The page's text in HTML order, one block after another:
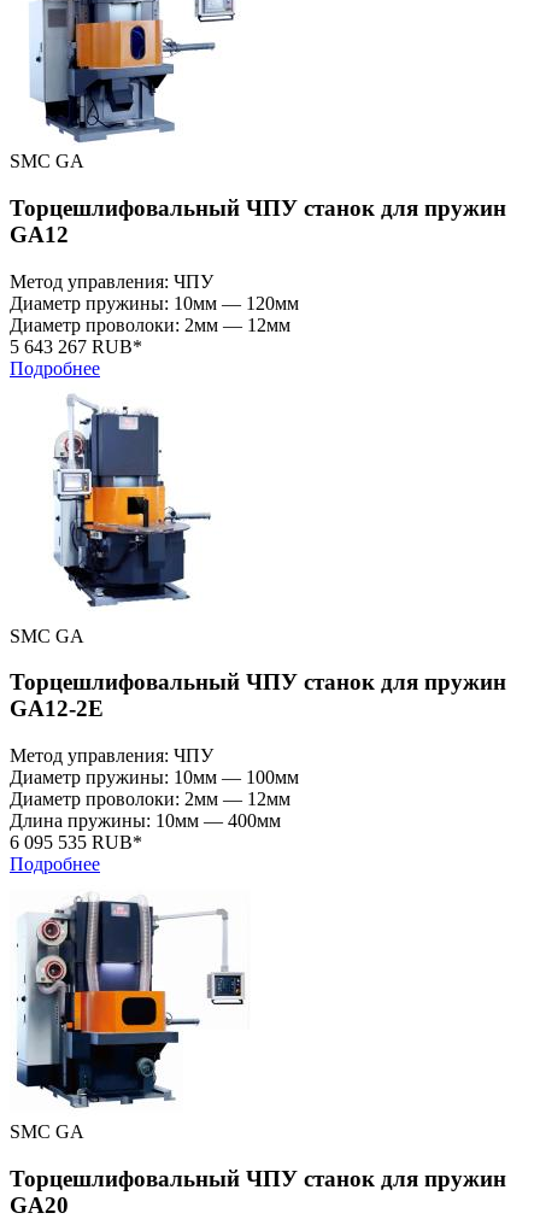
SMC GA
Торцешлифовальный ЧПУ станок для пружин
GA12
Метод управления: ЧПУ
Диаметр пружины: 10мм — 120мм
Диаметр проволоки: 2мм — 12мм
5 643 267 RUB*
Подробнее
SMC GA
Торцешлифовальный ЧПУ станок для пружин
GA12-2E
Метод управления: ЧПУ
Диаметр пружины: 10мм — 100мм
Диаметр проволоки: 2мм — 12мм
Длина пружины: 10мм — 400мм
6 095 535 RUB*
Подробнее
SMC GA
Торцешлифовальный ЧПУ станок для пружин
GA20